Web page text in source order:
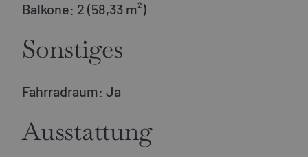
Balkone: 2 (58,33 m²)
Sonstiges
Fahrradraum: Ja
Ausstattung